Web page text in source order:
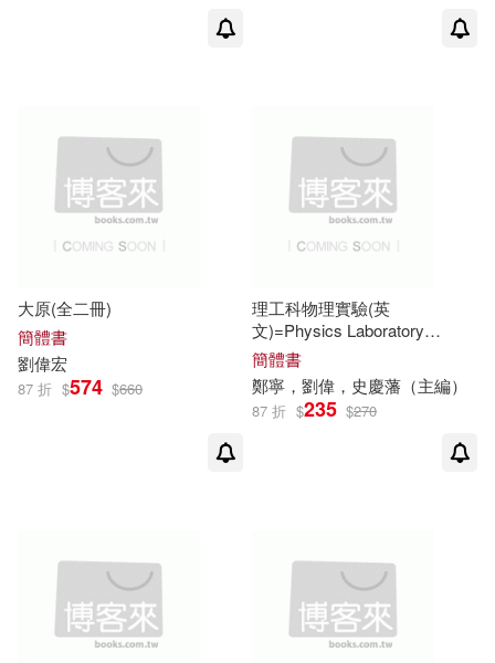
WILLEM OMBELET(1)
[法]托尼·阿納特勒拉 TonyAnatrella
[美]哈里‧巴爾肯(1)
[美]彼得‧F‧德魯克（Peter F.Drucke
[美]羅杰‧穆爾豪斯（Roger Moorho
中國物資出版社(4)
中國紡織出版社(4)
晨星(4)
經濟管理出版社(4)
大原(全二冊)
簡體書
劉偉宏
87 折 $574 $660
理工科物理實驗(英
文)=Physics Laboratory
Experiments for Scientisls and
Engineers (First Edition)
簡體書
鄭寧， 劉偉 ，史慶藩（主編）
87 折 $235 $270